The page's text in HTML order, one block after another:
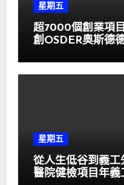
星期五
超7000個創業項
創OSDER奧斯德
星期五
從人生低谷到義工
醫院健檢項目年義